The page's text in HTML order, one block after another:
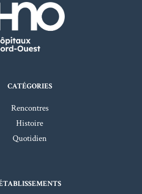
CATÉGORIES
Rencontres
Histoire
Quotidien